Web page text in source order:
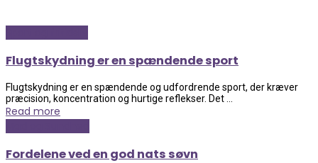
Flugtskydning er en spændende sport
Flugtskydning er en spændende og udfordrende sport, der kræver
præcision, koncentration og hurtige reflekser. Det ...
Read more
Fordelene ved en god nats søvn